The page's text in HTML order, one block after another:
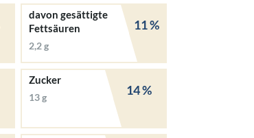
davon gesättigte
Fettsäuren
2,2 g
11 %
Zucker
13 g 14 %